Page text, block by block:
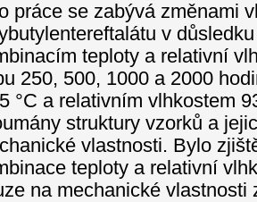
práce se zabývá změnami
v
teploty a relativní
250, 500, 1000 a 2000
°C a relativním vlhkostem
struktury vzorků a
vlastnosti. Bylo
teploty a relativní
na mechanické vlastnosti